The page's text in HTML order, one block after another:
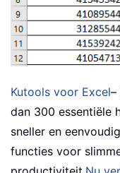
Kutools voor Excel–
dan 300 essentiële
sneller en
functies voor